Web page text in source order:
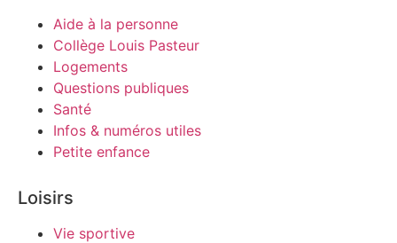
Aide à la personne
Collège Louis Pasteur
Logements
Questions publiques
Santé
Infos & numéros utiles
Petite enfance
Loisirs
Vie sportive